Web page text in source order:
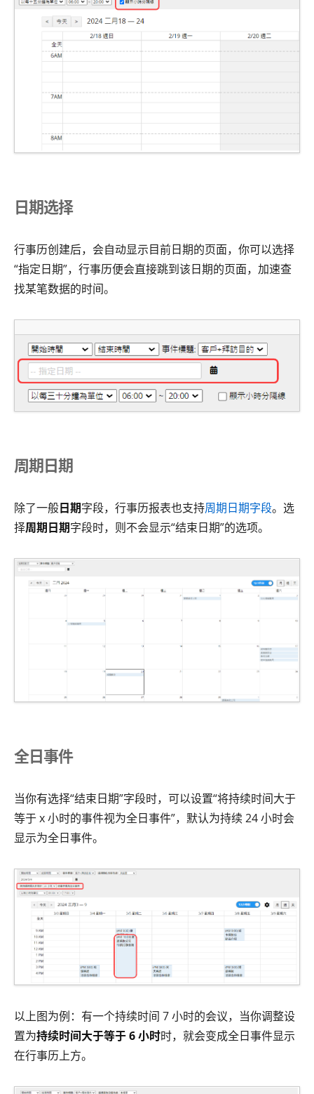
日期选择
行事历创建后，会自动显示目前日期的页面，你可以选择
“指定日期”，行事历便会直接跳到该日期的页面，加速查
找某笔数据的时间。
周期日期
除了一般日期字段，行事历报表也支持周期日期字段。选
择周期日期字段时，则不会显示“结束日期”的选项。
全日事件
当你有选择“结束日期”字段时，可以设置“将持续时间大于
等于 x 小时的事件视为全日事件”，默认为持续 24 小时会
显示为全日事件。
以上图为例：有一个持续时间 7 小时的会议，当你调整设
置为持续时间大于等于 6 小时时，就会变成全日事件显示
在行事历上方。